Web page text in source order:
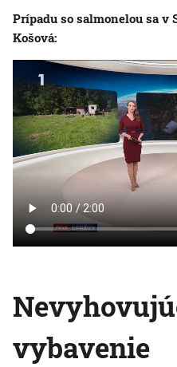
Prípadu so salmonelou sa v
Košová:
vybavenie